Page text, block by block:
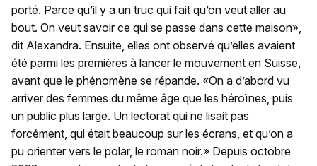
porté. Parce qu’il y a un truc qui fait qu’on veut aller au
bout. On veut savoir ce qui se passe dans cette maison»,
dit Alexandra. Ensuite, elles ont observé qu’elles avaient
été parmi les premières à lancer le mouvement en Suisse,
avant que le phénomène se répande. «On a d’abord vu
arriver des femmes du même âge que les héroïnes, puis
un public plus large. Un lectorat qui ne lisait pas
forcément, qui était beaucoup sur les écrans, et qu’on a
pu orienter vers le polar, le roman noir.» Depuis octobre